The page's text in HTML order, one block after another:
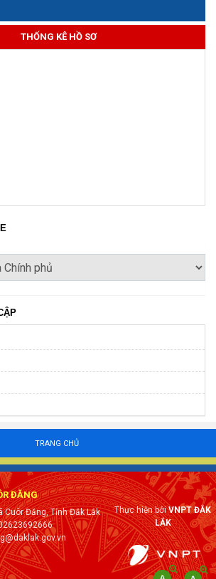
THỐNG KÊ HỒ SƠ
TRANG CHỦ
ĐĂNG
Cuôr Đăng, Tỉnh Đắk Lắk
Thực hiện bởiVNPT ĐẮK
LẮK